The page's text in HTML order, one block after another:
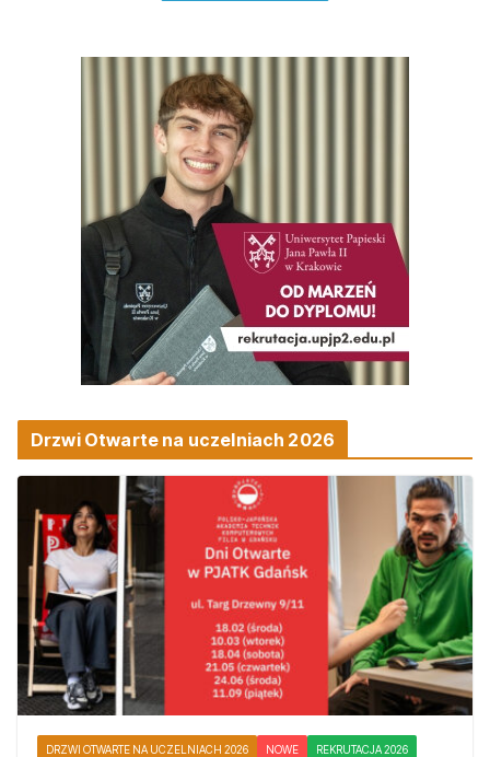
Drzwi Otwarte na uczelniach 2026
DRZWI OTWARTE NA UCZELNIACH 2026 NOWE REKRUTACJA 2026